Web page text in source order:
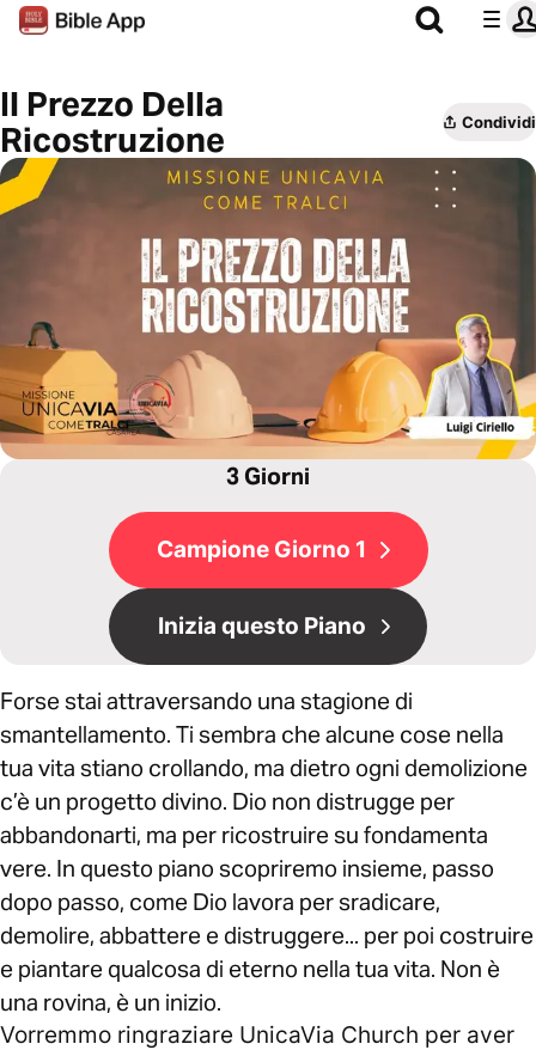
Il Prezzo Della
Ricostruzione
Condividi
3 Giorni
Campione Giorno 1
Inizia questo Piano
Forse stai attraversando una stagione di
smantellamento. Ti sembra che alcune cose nella
tua vita stiano crollando, ma dietro ogni demolizione
c’è un progetto divino. Dio non distrugge per
abbandonarti, ma per ricostruire su fondamenta
vere. In questo piano scopriremo insieme, passo
dopo passo, come Dio lavora per sradicare,
demolire, abbattere e distruggere... per poi costruire
e piantare qualcosa di eterno nella tua vita. Non è
una rovina, è un inizio.
Vorremmo ringraziare UnicaVia Church per aver